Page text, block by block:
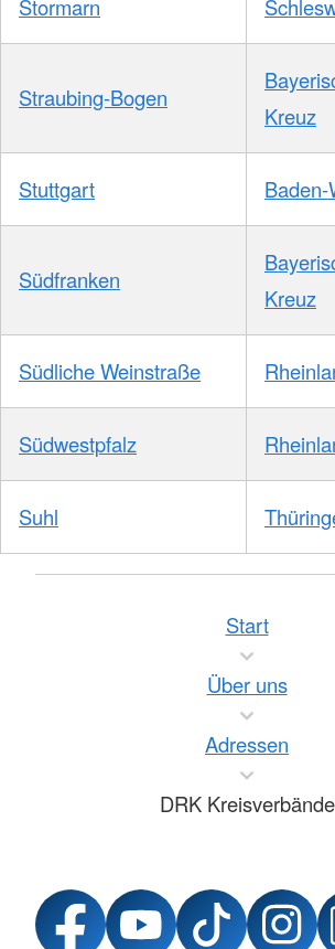
Stormarn
Straubing-Bogen
Kreuz
Stuttgart
Südfranken
Kreuz
Südliche Weinstraße
Südwestpfalz
Suhl
Start
Über uns
Adressen
DRK Kreisverbände